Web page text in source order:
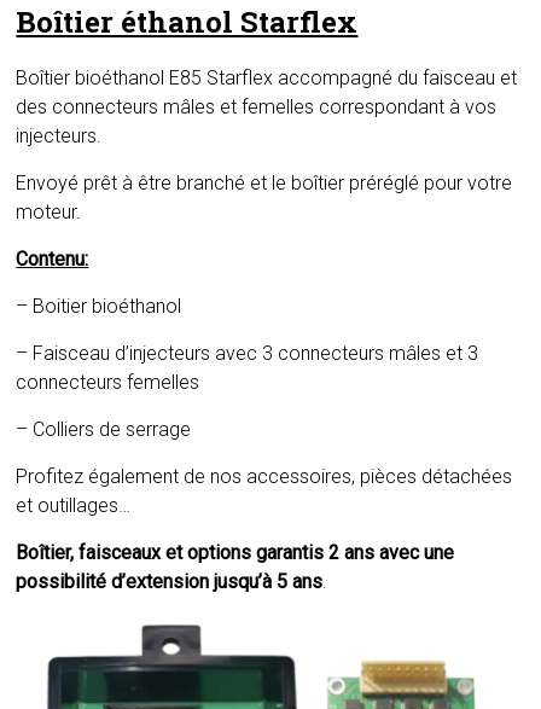
Boîtier éthanol Starflex
Boîtier bioéthanol E85 Starflex accompagné du faisceau et
des connecteurs mâles et femelles correspondant à vos
injecteurs.
Envoyé prêt à être branché et le boîtier préréglé pour votre
moteur.
Contenu:
– Boitier bioéthanol
– Faisceau d’injecteurs avec 3 connecteurs mâles et 3
connecteurs femelles
– Colliers de serrage
Profitez également de nos accessoires, pièces détachées
et outillages…
Boîtier, faisceaux et options garantis 2 ans avec une
possibilité d’extension jusqu’à 5 ans.